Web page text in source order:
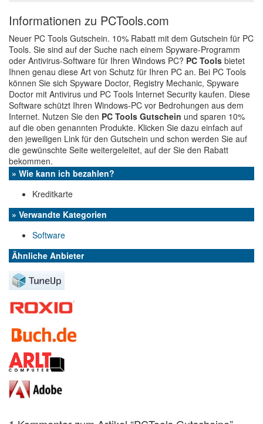
Informationen zu PCTools.com
Neuer PC Tools Gutschein. 10% Rabatt mit dem Gutschein für PC
Tools. Sie sind auf der Suche nach einem Spyware-Programm
oder Antivirus-Software für Ihren Windows PC? PC Tools bietet
Ihnen genau diese Art von Schutz für Ihren PC an. Bei PC Tools
können Sie sich Spyware Doctor, Registry Mechanic, Spyware
Doctor mit Antivirus und PC Tools Internet Security kaufen. Diese
Software schützt Ihren Windows-PC vor Bedrohungen aus dem
Internet. Nutzen Sie den PC Tools Gutschein und sparen 10%
auf die oben genannten Produkte. Klicken Sie dazu einfach auf
den jeweiligen Link für den Gutschein und schon werden Sie auf
die gewünschte Seite weitergeleitet, auf der Sie den Rabatt
bekommen.
» Wie kann ich bezahlen?
Kreditkarte
» Verwandte Kategorien
Software
Ähnliche Anbieter